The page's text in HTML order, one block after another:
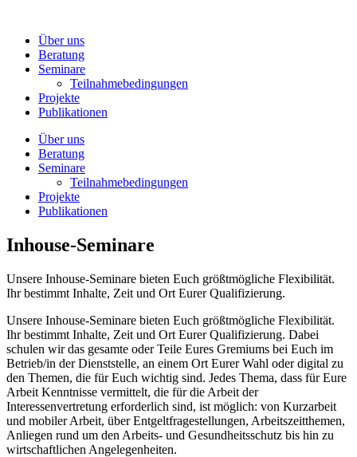
wechselnÜber uns
Beratung
Seminare
Teilnahmebedingungen
Projekte
Publikationen
Über uns
Beratung
Seminare
Teilnahmebedingungen
Projekte
Publikationen
Inhouse-Seminare
Unsere Inhouse-Seminare bieten Euch größtmögliche Flexibilität.
Ihr bestimmt Inhalte, Zeit und Ort Eurer Qualifizierung.
Unsere Inhouse-Seminare bieten Euch größtmögliche Flexibilität.
Ihr bestimmt Inhalte, Zeit und Ort Eurer Qualifizierung. Dabei
schulen wir das gesamte oder Teile Eures Gremiums bei Euch im
Betrieb/in der Dienststelle, an einem Ort Eurer Wahl oder digital zu
den Themen, die für Euch wichtig sind. Jedes Thema, dass für Eure
Arbeit Kenntnisse vermittelt, die für die Arbeit der
Interessenvertretung erforderlich sind, ist möglich: von Kurzarbeit
und mobiler Arbeit, über Entgeltfragestellungen, Arbeitszeitthemen,
Anliegen rund um den Arbeits- und Gesundheitsschutz bis hin zu
wirtschaftlichen Angelegenheiten.